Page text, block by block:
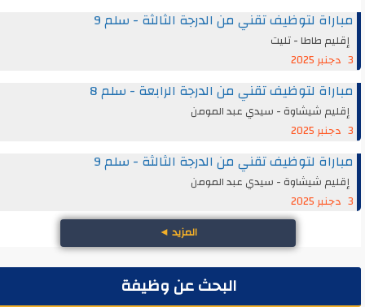
مباراة لتوظيف تقني من الدرجة الثالثة - سلم 9
إقليم طاطا - تليت
مباراة لتوظيف تقني من الدرجة الرابعة - سلم 8
إقليم شيشاوة - سيدي عبد المومن
مباراة لتوظيف تقني من الدرجة الثالثة - سلم 9
إقليم شيشاوة - سيدي عبد المومن
المزيد◄
البحث عن وظيفة